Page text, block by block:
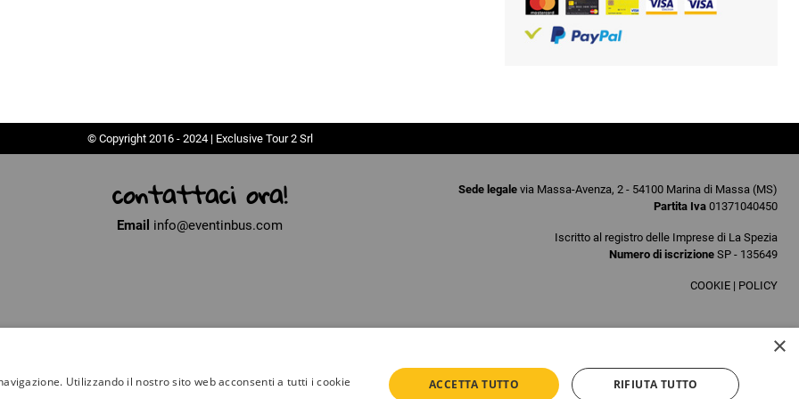
© Copyright 2016 - 2024 | Exclusive Tour 2 Srl
contattaci ora!
Email info@eventinbus.com
Sede legale via Massa-Avenza, 2 - 54100 Marina di Massa (MS)
Partita Iva 01371040450
Iscritto al registro delle Imprese di La Spezia
Numero di iscrizione SP - 135649
COOKIE | POLICY
×
Utilizzando il nostro sito web acconsenti a tutti i cookie
ACCETTA TUTTO RIFIUTA TUTTO